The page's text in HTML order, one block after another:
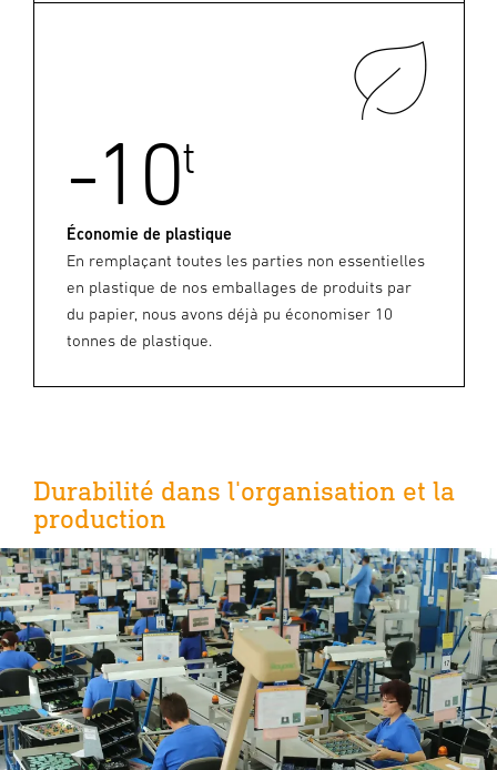
-10t
Économie de plastique
En remplaçant toutes les parties non essentielles
en plastique de nos emballages de produits par
du papier, nous avons déjà pu économiser 10
tonnes de plastique.
Durabilité dans l'organisation et la
production